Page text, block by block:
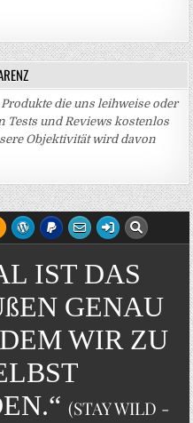
die uns leihweise oder
Tests und Reviews kostenlos
Objektivität wird davon
IST DAS
GENAU
WIR ZU
(STAY WILD -